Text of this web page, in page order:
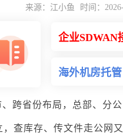
来源：江小鱼 时间：
企业SDWAN
海外机房托管
跨省份布局，总部、分
查库存、传文件走公网